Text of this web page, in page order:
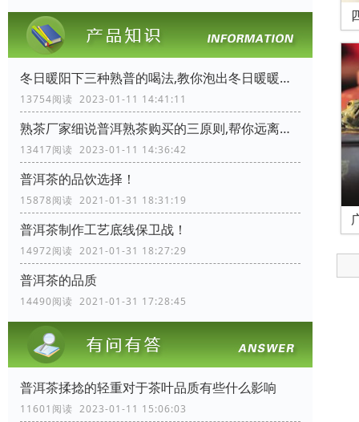
冬日暖阳下三种熟普的喝法,教你泡出冬日暖暖的普洱熟茶
13754阅读 2023-01-11 14:41:11
熟茶厂家细说普洱熟茶购买的三原则,帮你远离购茶陷阱
13417阅读 2023-01-11 14:36:42
普洱茶的品饮选择！
15878阅读 2021-01-31 18:31:19
普洱茶制作工艺底线保卫战！
14972阅读 2021-01-31 18:27:29
普洱茶的品质
14490阅读 2021-01-31 17:28:45
普洱茶揉捻的轻重对于茶叶品质有些什么影响
11601阅读 2023-01-11 15:06:03